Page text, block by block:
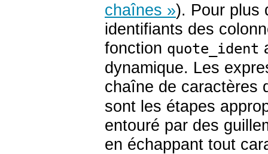
chaînes »). Pour plus
identifiants des
fonction quote_ident
dynamique. Les
chaîne de caractères
sont les étapes
entouré par des
en échappant tout